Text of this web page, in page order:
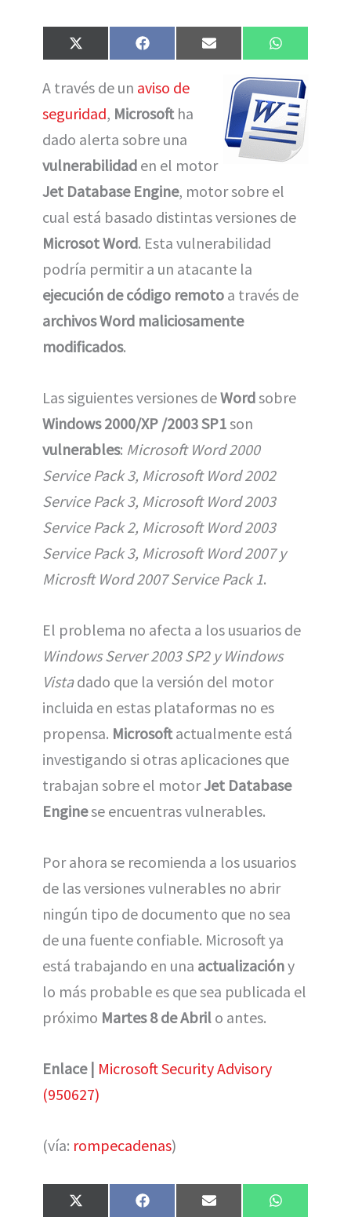
Compartir
en
X
(
w
t
t
e
r
)
Compartir
en
F
a
e
o
o
k
Compartir
en
E
m
Compartir
en
W
h
t
s
A
p
p
A través de un aviso de
seguridad, Microsoft ha
dado alerta sobre una
vulnerabilidad en el motor
Jet Database Engine, motor sobre el
cual está basado distintas versiones de
Microsot Word. Esta vulnerabilidad
podría permitir a un atacante la
ejecución de código remoto a través de
archivos Word maliciosamente
modificados.
Las siguientes versiones deWordsobre
Windows 2000/XP /2003 SP1son
vulnerables: Microsoft Word 2000
Service Pack 3, Microsoft Word 2002
Service Pack 3, Microsoft Word 2003
Service Pack 2, Microsoft Word 2003
Service Pack 3, Microsoft Word 2007 y
Microsft Word 2007 Service Pack 1.
El problema no afecta a los usuarios de
Windows Server 2003 SP2 y Windows
Vistadado que la versión del motor
incluida en estas plataformas no es
propensa. Microsoftactualmente está
investigando si otras aplicaciones que
trabajan sobre el motorJet Database
Enginese encuentras vulnerables.
Por ahora se recomienda a los usuarios
de las versiones vulnerables no abrir
ningún tipo de documento que no sea
de una fuente confiable. Microsoft ya
está trabajando en una actualizacióny
lo más probable es que sea publicada el
próximo Martes 8 de Abril o antes.
Enlace | Microsoft Security Advisory
(950627)
(vía: rompecadenas)
Compartir
X
Compartir
F
Compartir
E
Compartir
W